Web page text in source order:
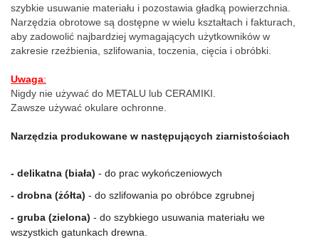
szybkie usuwanie materiału i pozostawia gładką powierzchnia.
Narzędzia obrotowe są dostępne w wielu kształtach i fakturach,
aby zadowolić najbardziej wymagających użytkowników w
zakresie rzeźbienia, szlifowania, toczenia, cięcia i obróbki.
Uwaga:
Nigdy nie używać do METALU lub CERAMIKI.
Zawsze używać okulare ochronne.
Narzędzia produkowane w następujących ziarnistościach
- delikatna (biała) - do prac wykończeniowych
- drobna (żółta) - do szlifowania po obróbce zgrubnej
- gruba (zielona) - do szybkiego usuwania materiału we
wszystkich gatunkach drewna.